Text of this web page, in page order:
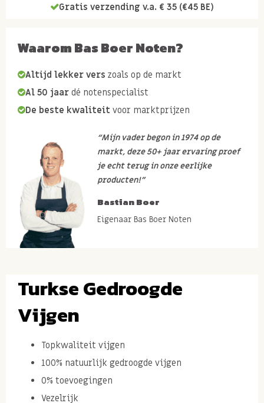
Gratis verzending v.a. € 35 (€45 BE)
Waarom Bas Boer Noten?
Altijd lekker vers zoals op de markt
Al 50 jaar dé notenspecialist
De beste kwaliteit voor marktprijzen
“Mijn vader begon in 1974 op de
markt, deze 50+ jaar ervaring proef
je echt terug in onze eerlijke
producten!”
Bastian Boer
Eigenaar Bas Boer Noten
Turkse Gedroogde
Vijgen
Topkwaliteit vijgen
100% natuurlijk gedroogde vijgen
0% toevoegingen
Vezelrijk